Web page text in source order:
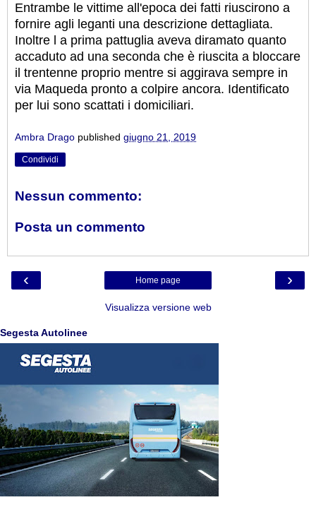
Entrambe le vittime all'epoca dei fatti riuscirono a
fornire agli leganti una descrizione dettagliata.
Inoltre l a prima pattuglia aveva diramato quanto
accaduto ad una seconda che è riuscita a bloccare
il trentenne proprio mentre si aggirava sempre in
via Maqueda pronto a colpire ancora. Identificato
per lui sono scattati i domiciliari.
Ambra Drago published giugno 21, 2019
Condividi
Nessun commento:
Posta un commento
‹ ›
Home page
Visualizza versione web
Segesta Autolinee